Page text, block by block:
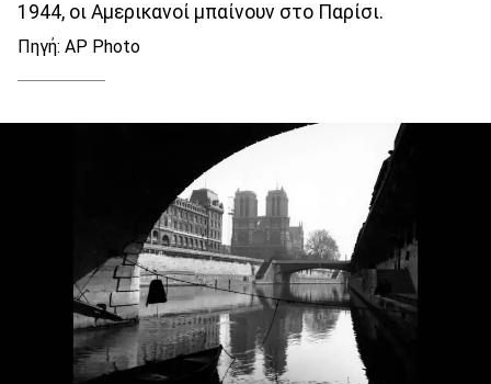
1944, οι Αμερικανοί μπαίνουν στο Παρίσι.
Πηγή: AP Photo